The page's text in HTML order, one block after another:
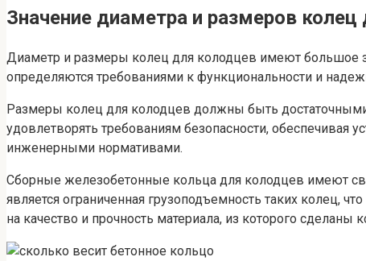
Значение диаметра и размеров
Диаметр и размеры колец для колодцев имеют большое
определяются требованиями к функциональности и
Размеры колец для колодцев должны быть
удовлетворять требованиям безопасности, обеспечивая
инженерными нормативами.
Сборные железобетонные кольца для колодцев имеют
является ограниченная грузоподъемность таких колец,
на качество и прочность материала, из которого